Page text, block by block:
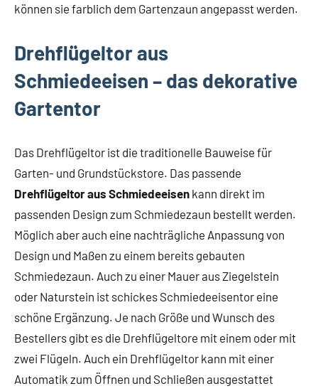
können sie farblich dem Gartenzaun angepasst werden.
Drehflügeltor aus
Schmiedeeisen – das dekorative
Gartentor
Das Drehflügeltor ist die traditionelle Bauweise für
Garten- und Grundstückstore. Das passende
Drehflügeltor aus Schmiedeeisen kann direkt im
passenden Design zum Schmiedezaun bestellt werden.
Möglich aber auch eine nachträgliche Anpassung von
Design und Maßen zu einem bereits gebauten
Schmiedezaun. Auch zu einer Mauer aus Ziegelstein
oder Naturstein ist schickes Schmiedeeisentor eine
schöne Ergänzung. Je nach Größe und Wunsch des
Bestellers gibt es die Drehflügeltore mit einem oder mit
zwei Flügeln. Auch ein Drehflügeltor kann mit einer
Automatik zum Öffnen und Schließen ausgestattet